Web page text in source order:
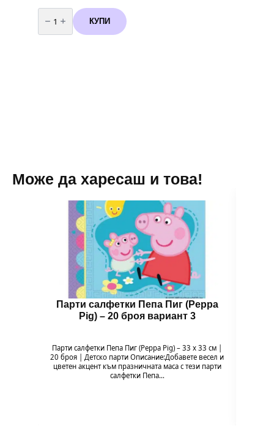
количество
за
Бутилка
с
КУПИ
Може да харесаш и това!
Парти салфетки Пепа Пиг (Peppa
Pig) – 20 броя вариант 3
Парти салфетки Пепа Пиг (Peppa Pig) – 33 x 33 см |
20 броя | Детско парти Описание:Добавете весел и
цветен акцент към празничната маса с тези парти
салфетки Пепа…